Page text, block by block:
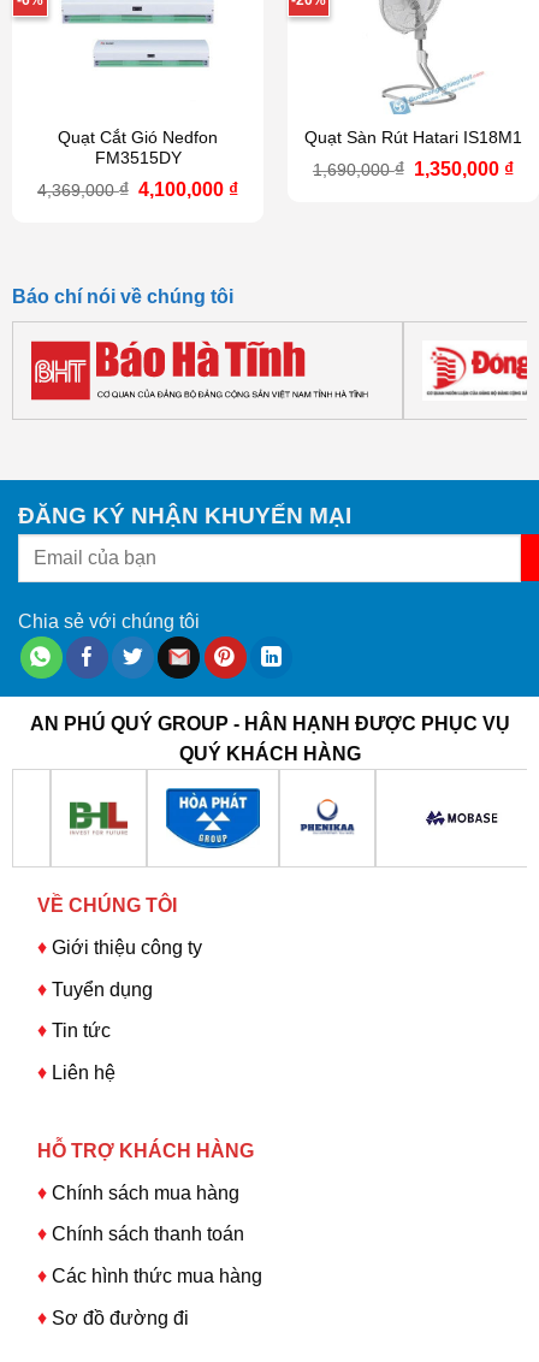
Quạt Cắt Gió Nedfon
FM3515DY
4,369,000₫ Giá
4,100,000 ₫Giá
Quạt Sàn Rút Hatari IS18M1
1,690,000₫ Giá
1,350,000 ₫
Báo chí nói về chúng tôi
ĐĂNG KÝ NHẬN KHUYẾN MẠI
Chia sẻ với chúng tôi
AN PHÚ QUÝ GROUP - HÂN HẠNH ĐƯỢC PHỤC VỤ
QUÝ KHÁCH HÀNG
VỀ CHÚNG TÔI
♦ Giới thiệu công ty
♦Tuyển dụng
♦ Tin tức
♦ Liên hệ
HỖ TRỢ KHÁCH HÀNG
♦Chính sách mua hàng
♦ Chính sách thanh toán
♦ Các hình thức mua hàng
♦ Sơ đồ đường đi